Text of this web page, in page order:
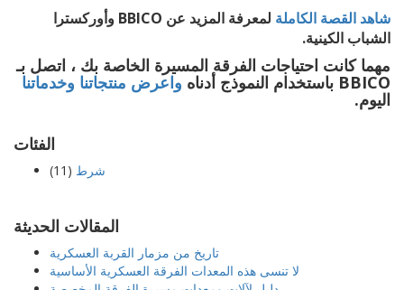
شاهد القصة الكاملة
لمعرفة المزيد عن BBICO وأوركسترا
الشباب الكينية.
مهما كانت احتياجات الفرقة المسيرة الخاصة بك ، اتصل بـ
BBICO باستخدام النموذج أدناه واعرض منتجاتنا وخدماتنا
اليوم.
الفئات
شرط (11)
المقالات الحديثة
تاريخ من مزمار القربة العسكرية
لا تنسى هذه المعدات الفرقة العسكرية الأساسية